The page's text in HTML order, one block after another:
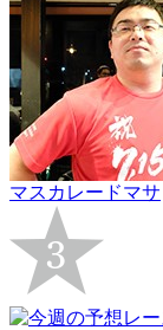
マスカレードマサ